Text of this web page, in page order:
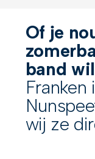
Of je
band wil
Franken
wij ze